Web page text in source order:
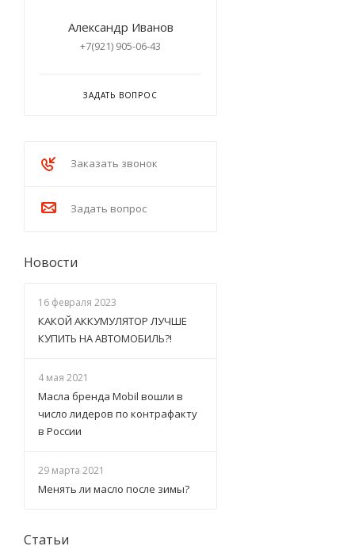
Александр Иванов
+7(921) 905-06-43
ЗАДАТЬ ВОПРОС
Заказать звонок
Задать вопрос
Новости
16 февраля 2023
КАКОЙ АККУМУЛЯТОР ЛУЧШЕ
КУПИТЬ НА АВТОМОБИЛЬ?!
4 мая 2021
Масла бренда Mobil вошли в
число лидеров по контрафакту
в России
29 марта 2021
Менять ли масло после зимы?
Статьи